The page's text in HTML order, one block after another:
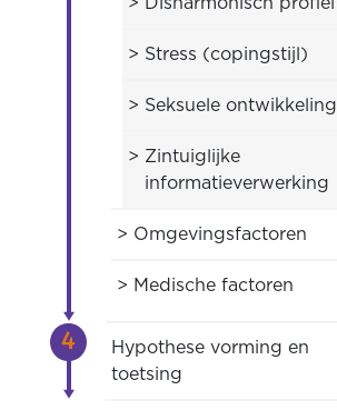
Stress (copingstijl)
Seksuele ontwikkeling
Zintuiglijke
informatieverwerking
Omgevingsfactoren
Medische factoren
Hypothese vorming en
toetsing